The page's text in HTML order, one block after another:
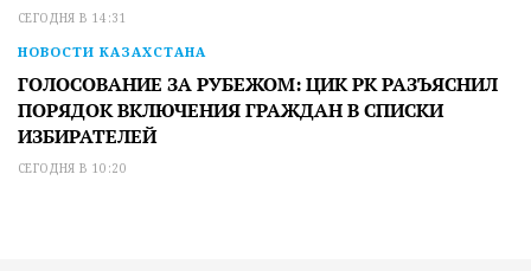
СЕГОДНЯ В 14:31
НОВОСТИ КАЗАХСТАНА
ГОЛОСОВАНИЕ ЗА РУБЕЖОМ: ЦИК РК РАЗЪЯСНИЛ
ПОРЯДОК ВКЛЮЧЕНИЯ ГРАЖДАН В СПИСКИ
ИЗБИРАТЕЛЕЙ
СЕГОДНЯ В 10:20